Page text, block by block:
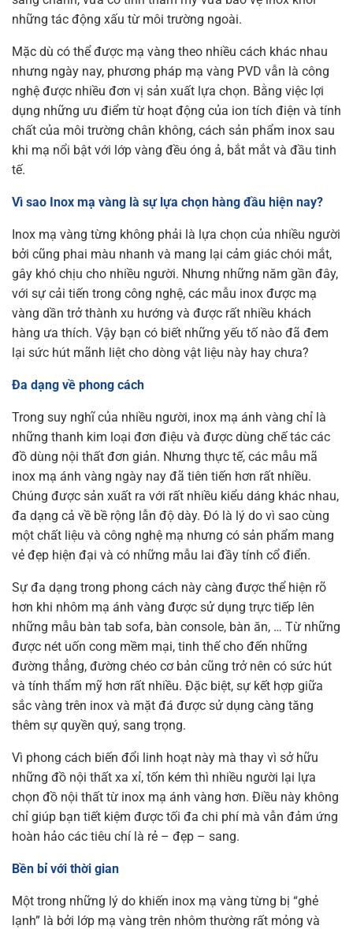
những tác động xấu từ môi trường ngoài.
Mặc dù có thể được mạ vàng theo nhiều cách khác nhau
nhưng ngày nay, phương pháp mạ vàng PVD vẫn là công
nghệ được nhiều đơn vị sản xuất lựa chọn. Bằng việc lợi
dụng những ưu điểm từ hoạt động của ion tích điện và tính
chất của môi trường chân không, cách sản phẩm inox sau
khi mạ nổi bật với lớp vàng đều óng ả, bắt mắt và đầu tinh
tế.
Vì sao Inox mạ vàng là sự lựa chọn hàng đầu hiện nay?
Inox mạ vàng từng không phải là lựa chọn của nhiều người
bởi cũng phai màu nhanh và mang lại cảm giác chói mắt,
gây khó chịu cho nhiều người. Nhưng những năm gần đây,
với sự cải tiến trong công nghệ, các mẫu inox được mạ
vàng dần trở thành xu hướng và được rất nhiều khách
hàng ưa thích. Vậy bạn có biết những yếu tố nào đã đem
lại sức hút mãnh liệt cho dòng vật liệu này hay chưa?
Đa dạng về phong cách
Trong suy nghĩ của nhiều người, inox mạ ánh vàng chỉ là
những thanh kim loại đơn điệu và được dùng chế tác các
đồ dùng nội thất đơn giản. Nhưng thực tế, các mẫu mã
inox mạ ánh vàng ngày nay đã tiên tiến hơn rất nhiều.
Chúng được sản xuất ra với rất nhiều kiểu dáng khác nhau,
đa dạng cả về bề rộng lẫn độ dày. Đó là lý do vì sao cùng
một chất liệu và công nghệ mạ nhưng có sản phẩm mang
vẻ đẹp hiện đại và có những mẫu lai đầy tính cổ điển.
Sự đa dạng trong phong cách này càng được thể hiện rõ
hơn khi nhôm mạ ánh vàng được sử dụng trực tiếp lên
những mẫu bàn tab sofa, bàn console, bàn ăn, … Từ những
được nét uốn cong mềm mại, tinh thế cho đến những
đường thẳng, đường chéo cơ bản cũng trở nên có sức hút
và tính thẩm mỹ hơn rất nhiều. Đặc biệt, sự kết hợp giữa
sắc vàng trên inox và mặt đá được sử dụng càng tăng
thêm sự quyền quý, sang trọng.
Vì phong cách biến đổi linh hoạt này mà thay vì sở hữu
những đồ nội thất xa xỉ, tốn kém thì nhiều người lại lựa
chọn đồ nội thất từ inox mạ ánh vàng hơn. Điều này không
chỉ giúp bạn tiết kiệm được tối đa chi phí mà vẫn đảm ứng
hoàn hảo các tiêu chí là rẻ – đẹp – sang.
Bền bỉ với thời gian
Một trong những lý do khiến inox mạ vàng từng bị “ghẻ
lạnh” là bởi lớp mạ vàng trên nhôm thường rất mỏng và